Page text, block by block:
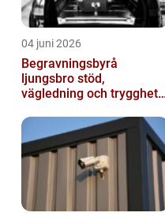
04 juni 2026
Begravningsbyrå
ljungsbro stöd,
vägledning och trygghet